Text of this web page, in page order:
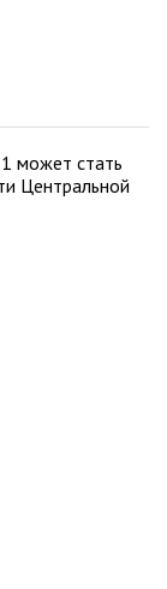
может стать
Центральной